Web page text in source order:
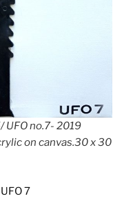
UFO no.7- 2019
on canvas.30 x 30
7